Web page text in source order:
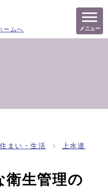
ームへ メニュー
住まい・生活 上水道
衛生管理の